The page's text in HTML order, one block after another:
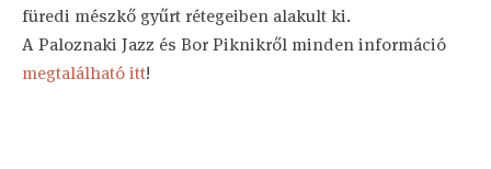
füredi mészkő gyűrt rétegeiben alakult ki.
A Paloznaki Jazz és Bor Piknikről minden információ
megtalálható itt!